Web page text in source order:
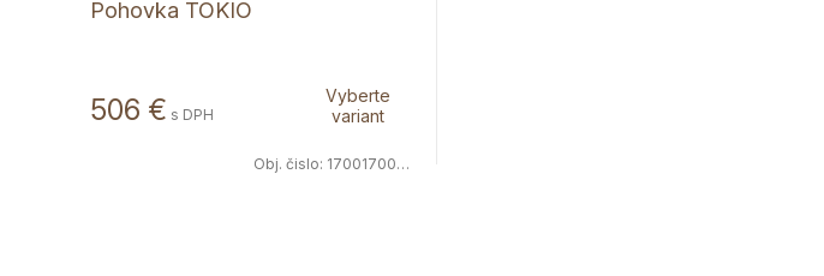
Pohovka TOKIO
506 € s DPH
Vyberte
variant
Obj. čislo: 1700170066